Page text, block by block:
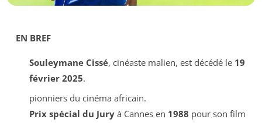
EN BREF
Souleymane Cissé, cinéaste malien, est décédé le 19
février 2025.
pionniers du cinéma africain.
Prix spécial du Juryà Cannes en 1988 pour son film